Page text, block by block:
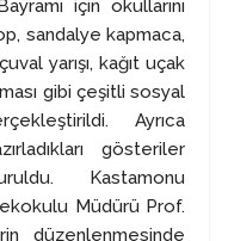
için okullarını
sandalye kapmaca,
yarışı, kağıt uçak
gibi çeşitli sosyal
Ayrıca
gösteriler
Kastamonu
Müdürü Prof.
düzenlenmesinde